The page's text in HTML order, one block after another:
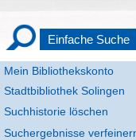
Mein Bibliothekskonto
Stadtbibliothek Solingen
Einfache Suche
Suchhistorie löschen
Suchergebnisse